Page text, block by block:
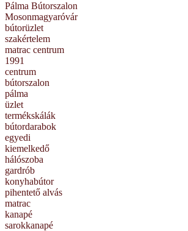
Pálma Bútorszalon
Mosonmagyaróvár
bútorüzlet
szakértelem
matrac centrum
1991
centrum
bútorszalon
pálma
üzlet
termékskálák
bútordarabok
egyedi
kiemelkedő
hálószoba
gardrób
konyhabútor
pihentető alvás
matrac
kanapé
sarokkanapé